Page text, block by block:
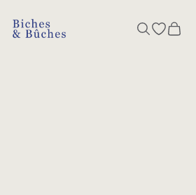
BichesetBuches
SearchOpen
Cart